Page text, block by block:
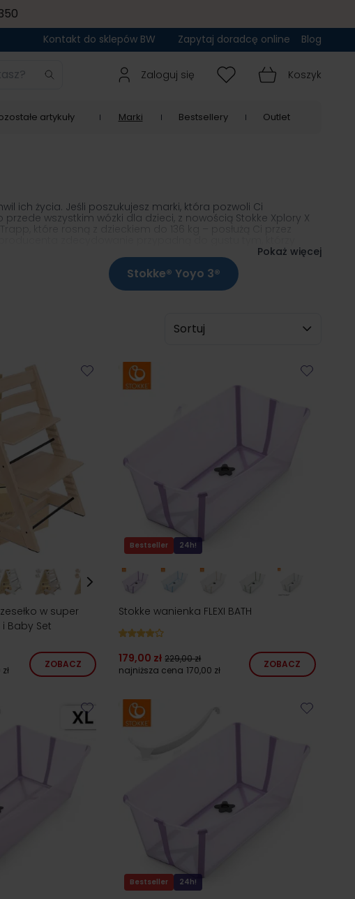
Kontakt do sklepów BW Zapytaj doradcę online Blog
Zaloguj się Koszyk
artykuły Marki Bestsellery Outlet
ich życia. Jeśli poszukujesz marki, która pozwoli Ci
wszystkim wózki dla dzieci, z nowością Stokke Xplory X
które rosną z dzieckiem do 136 kg – posłużą Ci przez
Pokaż więcej
Stokke® Yoyo 3®
Sortuj wg
w super
Baby Set
ZOBACZ
Bestseller 24h!
Stokke wanienka FLEXI BATH
179,00 zł 229,00 zł
najniższa cena 170,00 zł
ZOBACZ
Bestseller 24h!